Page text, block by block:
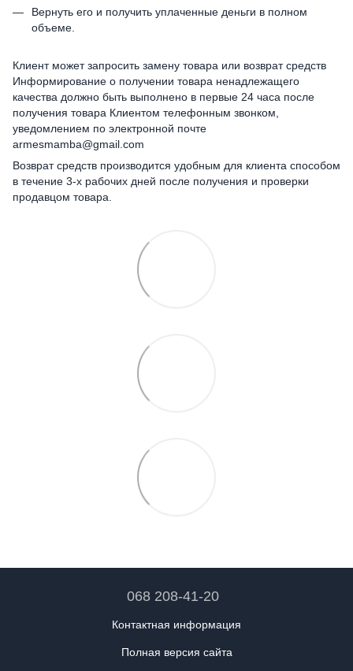
Вернуть его и получить уплаченные деньги в полном
объеме.
Клиент может запросить замену товара или возврат средств
Информирование о получении товара ненадлежащего
качества должно быть выполнено в первые 24 часа после
получения товара Клиентом телефонным звонком,
уведомлением по электронной почте
armesmamba@gmail.com
Возврат средств производится удобным для клиента способом
в течение 3-х рабочих дней после получения и проверки
продавцом товара.
068 208-41-20
Контактная информация
Полная версия сайта